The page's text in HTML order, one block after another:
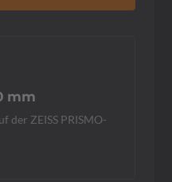
mm
der ZEISS PRISMO-